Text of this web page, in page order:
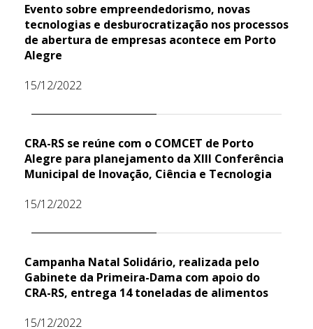
Evento sobre empreendedorismo, novas
tecnologias e desburocratização nos processos
de abertura de empresas acontece em Porto
Alegre
15/12/2022
CRA-RS se reúne com o COMCET de Porto
Alegre para planejamento da XIII Conferência
Municipal de Inovação, Ciência e Tecnologia
15/12/2022
Campanha Natal Solidário, realizada pelo
Gabinete da Primeira-Dama com apoio do
CRA-RS, entrega 14 toneladas de alimentos
15/12/2022